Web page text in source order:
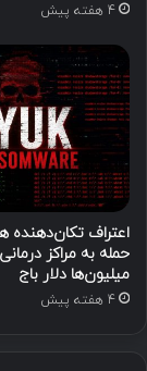
4 هفته پیش
حمله به مراکز
میلیون‌ها دلار باج
4 هفته پیش